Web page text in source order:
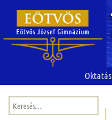
Oktatás
Keresés: